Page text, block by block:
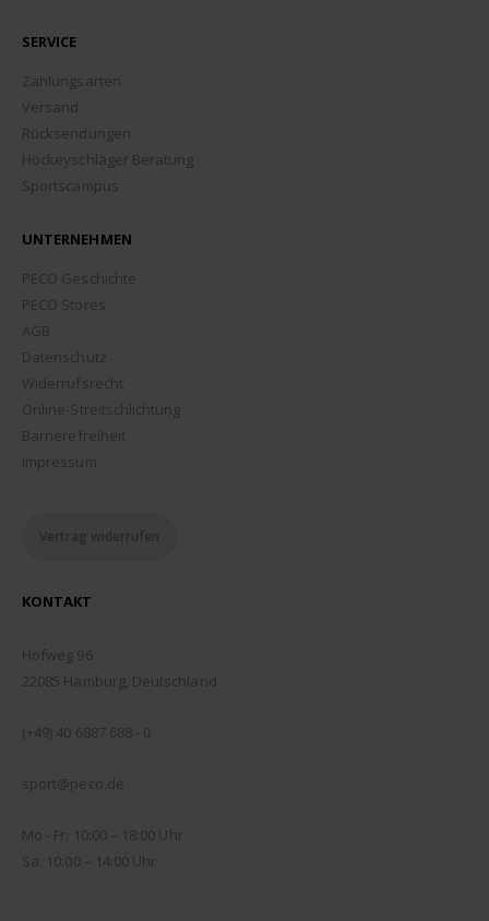
SERVICE
Zahlungsarten
Versand
Rücksendungen
Hockeyschläger Beratung
Sportscampus
UNTERNEHMEN
PECO Geschichte
PECO Stores
AGB
Datenschutz
Widerrufsrecht
Online-Streitschlichtung
Barrierefreiheit
Impressum
Vertrag widerrufen
KONTAKT
Hofweg 96
22085 Hamburg, Deutschland
(+49) 40 6887 688 - 0
sport@peco.de
Mo - Fr: 10:00 – 18:00 Uhr
Sa: 10:00 – 14:00 Uhr